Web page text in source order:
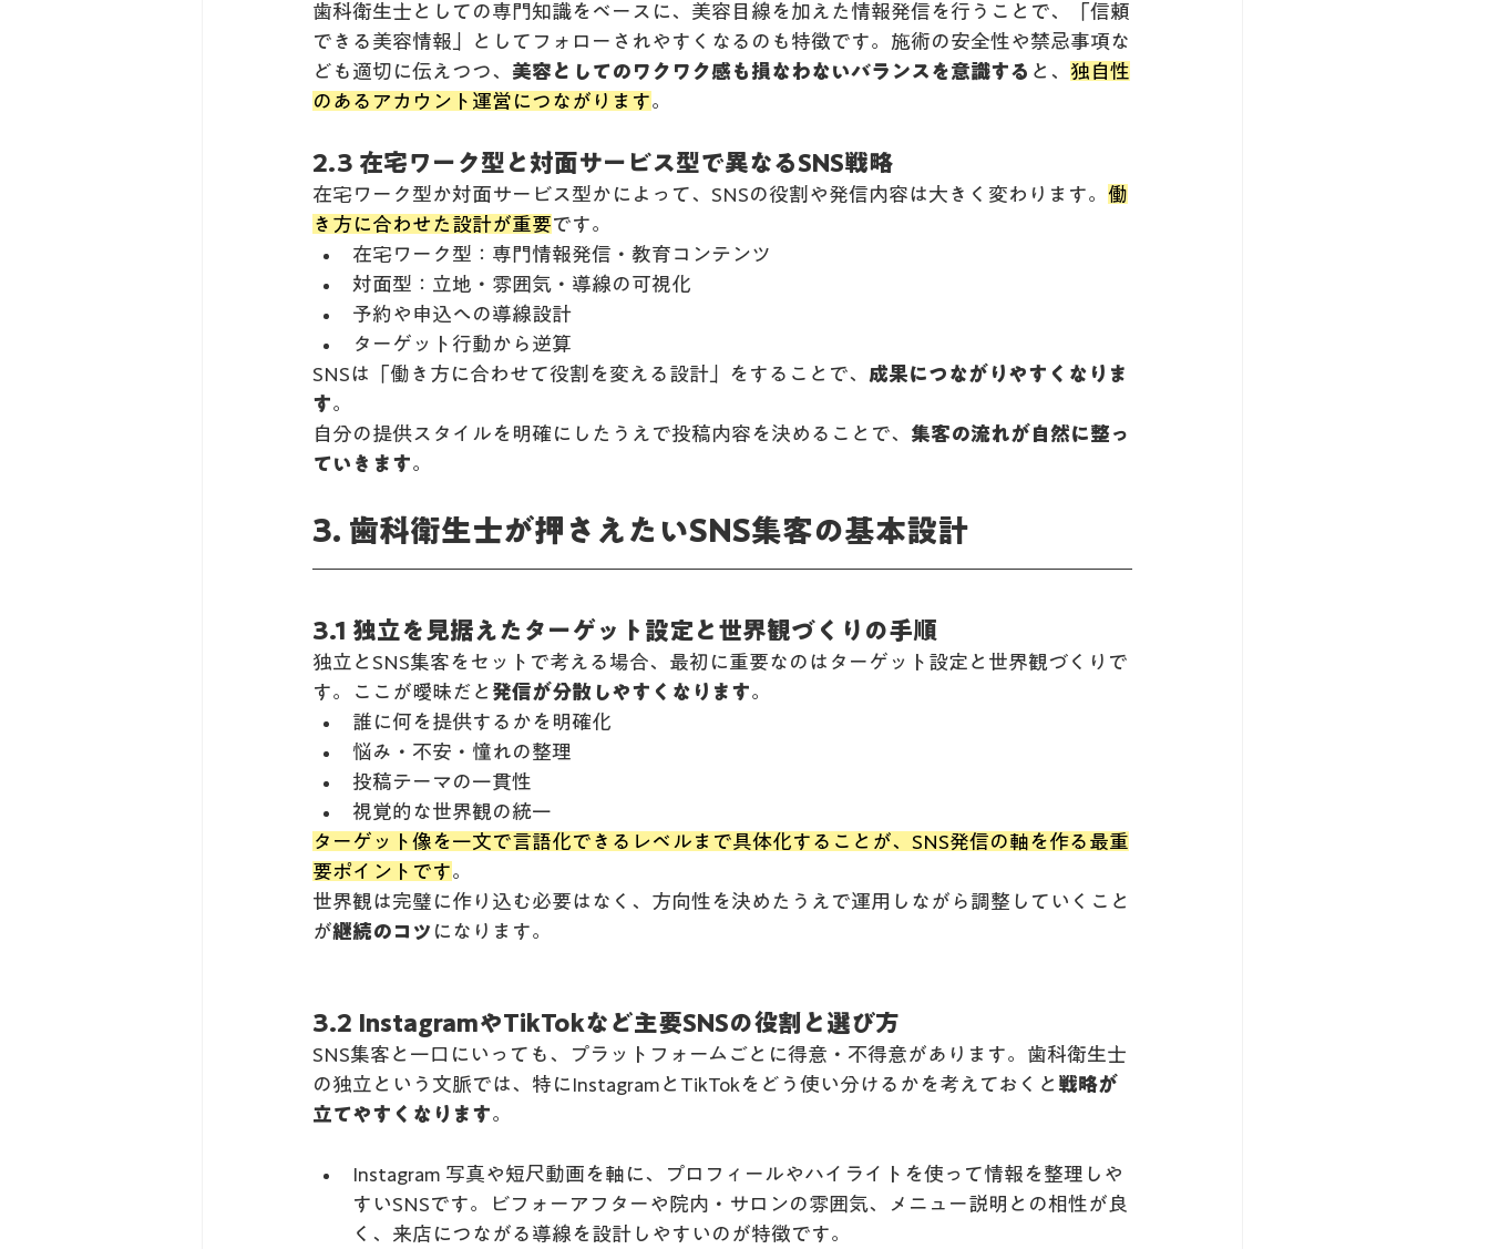
歯科衛生士としての専門知識をベースに、美容目線を加えた情報発信を行うことで、「信頼
できる美容情報」としてフォローされやすくなるのも特徴です。施術の安全性や禁忌事項な
ども適切に伝えつつ、 美容としてのワクワク感も損なわないバランスを意識する と、 独自性
のあるアカウント運営につながります。
2.3 在宅ワーク型と対面サービス型で異なるSNS戦略
在宅ワーク型か対面サービス型かによって、SNSの役割や発信内容は大きく変わります。 働
き方に合わせた設計が重要です。
在宅ワーク型：専門情報発信・教育コンテンツ
対面型：立地・雰囲気・導線の可視化
予約や申込への導線設計
ターゲット行動から逆算
SNSは「働き方に合わせて役割を変える設計」をすることで、 成果につながりやすくなりま
す。
自分の提供スタイルを明確にしたうえで投稿内容を決めることで、 集客の流れが自然に整っ
ていきます。
3. 歯科衛生士が押さえたいSNS集客の基本設計
3.1 独立を見据えたターゲット設定と世界観づくりの手順
独立とSNS集客をセットで考える場合、最初に重要なのはターゲット設定と世界観づくりで
す。ここが曖昧だと 発信が分散しやすくなります。
誰に何を提供するかを明確化
悩み・不安・憧れの整理
投稿テーマの一貫性
視覚的な世界観の統一
ターゲット像を一文で言語化できるレベルまで具体化することが、SNS発信の軸を作る最重
要ポイントです。
世界観は完璧に作り込む必要はなく、方向性を決めたうえで運用しながら調整していくこと
が継続のコツ になります。
3.2 InstagramやTikTokなど主要SNSの役割と選び方
SNS集客と一口にいっても、プラットフォームごとに得意・不得意があります。歯科衛生士
の独立という文脈では、特にInstagramとTikTokをどう使い分けるかを考えておくと 戦略が
立てやすくなります。
Instagram写真や短尺動画を軸に、プロフィールやハイライトを使って情報を整理しや
すいSNSです。ビフォーアフターや院内・サロンの雰囲気、メニュー説明との相性が良
く、来店につながる導線を設計しやすいのが特徴です。